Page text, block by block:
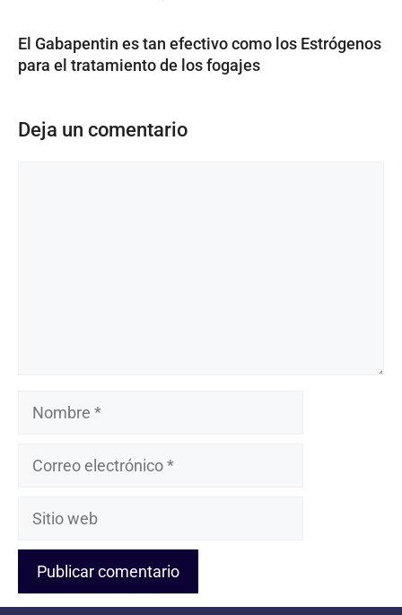
El Gabapentin es tan efectivo como los Estrógenos
para el tratamiento de los fogajes
Deja un comentario
Nombre
Sitio